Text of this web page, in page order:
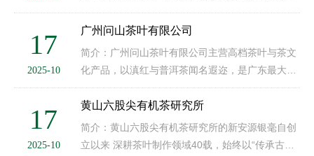
登陆港股的八马茶业（06980.HK）现状的评价。
2025年10月28日，八马茶业完成了长达13年的
IPO上市夙愿，终于登上了港交···
17
2025-10
广州问山茶叶有限公司
简介：广州问山茶叶有限公司主营高档茶叶与茶文
化产品，以滇红与普洱茶闻名遐迩，是广东最大的
茶叶原料收藏家之一。公司总部设在广州芳村，在
云南拥有两间专业茶叶工厂:在广州荔湾湖设有广州
首家专业茶叶主题展览馆-···
17
2025-10
黄山六股尖有机茶研究所
简介：黄山六股尖有机茶研究所的新安源银毫自创
立以来 深耕茶叶制作领域40载，始终以“传承古法